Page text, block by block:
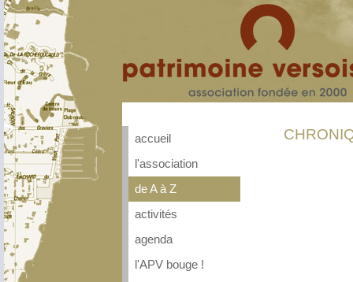
accueil
l'association
de A à Z
activités
agenda
l'APV bouge !